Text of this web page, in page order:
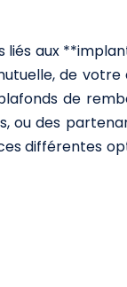
aux
de
de
ou des
différentes